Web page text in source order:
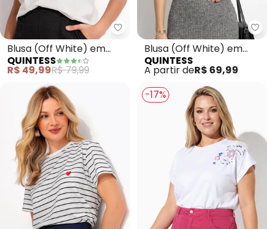
Quintess - Blusa (Off White)
Blusa (Off White) em
Malha de Algodão
QUINTESS
R$ 49,99R$ 79,99
Blusa (Off White) em
Malha Texturizada de
Viscose
QUINTESS
A partir deR$ 69,99
-17%